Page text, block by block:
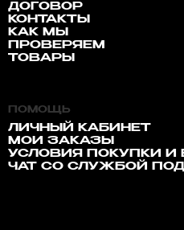
ДОГОВОР
КОНТАКТЫ
КАК МЫ
ПРОВЕРЯЕМ
ТОВАРЫ
ПОМОЩЬ
ЛИЧНЫЙ КАБИНЕТ
МОИ ЗАКАЗЫ
УСЛОВИЯ ПОКУПКИ И
ЧАТ СО СЛУЖБОЙ